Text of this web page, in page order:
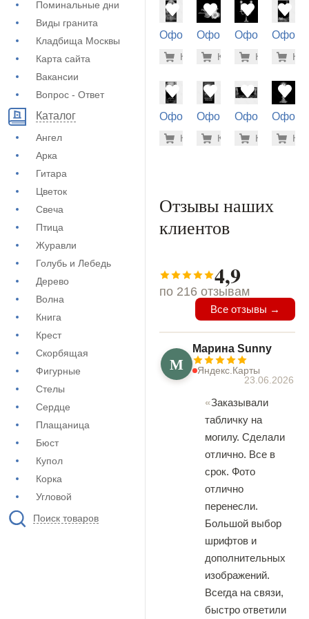
Поминальные дни
Виды гранита
Кладбища Москвы
Карта сайта
Вакансии
Вопрос - Ответ
Каталог
Ангел
Арка
Гитара
Цветок
Свеча
Птица
Журавли
Голубь и Лебедь
Дерево
Волна
Книга
Крест
Скорбящая
Фигурные
Стелы
Сердце
Плащаница
Бюст
Купол
Корка
Угловой
Поиск товаров
Оформление
(72-276)
-7% 3.700
Купить
Оформление
(71-438)
-7%
Купить
Оформление
(71-199)
-
Купить(72-
Оформление
(72-712)
-7% 5.600
Купить
Оформление
(72-266)
-7%
Купить
Оформление
(73-162)
-
Купить(71-
Отзывы наших
клиентов
4,9
по 216 отзывам
Все отзывы →
М
Марина Sunny
Яндекс.Карты
23.06.2026
Заказывали
табличку на
могилу. Сделали
отлично. Все в
срок. Фото
отлично
перенесли.
Большой выбор
шрифтов и
дополнительных
изображений.
Всегда на связи,
быстро ответили